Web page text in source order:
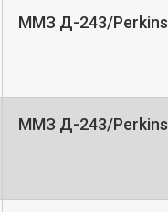
ММЗ Д-243/Perkins
ММЗ Д-243/Perkins